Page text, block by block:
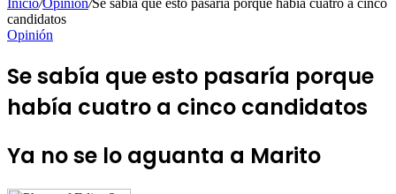
Inicio/Opinión/Se sabía que esto pasaría porque había cuatro a cinco
candidatos
Opinión
Se sabía que esto pasaría porque
había cuatro a cinco candidatos
Ya no se lo aguanta a Marito